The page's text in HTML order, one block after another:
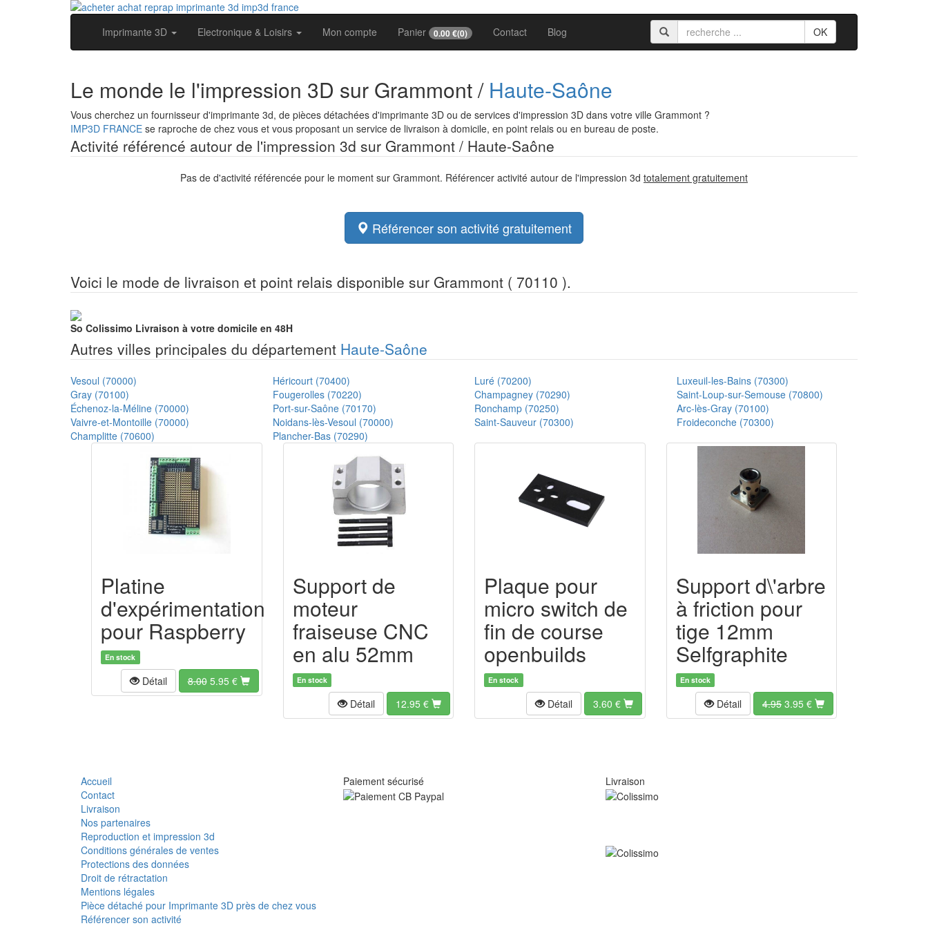
Imprimante 3D Electronique & Loisirs Mon compte Panier 0.00 €(0) Contact Blog OK
Le monde le l'impression 3D sur Grammont / Haute-Saône
Vous cherchez un fournisseur d'imprimante 3d, de pièces détachées d'imprimante 3D ou de services d'impression 3D dans votre ville Grammont ?
IMP3D FRANCE se raproche de chez vous et vous proposant un service de livraison à domicile, en point relais ou en bureau de poste.
Activité référencé autour de l'impression 3d sur Grammont / Haute-Saône
Pas de d'activité référencée pour le moment sur Grammont. Référencer activité autour de l'impression 3d totalement gratuitement
Référencer son activité gratuitement
Voici le mode de livraison et point relais disponible sur Grammont ( 70110 ).
So Colissimo Livraison à votre domicile en 48H
Autres villes principales du département Haute-Saône
Vesoul (70000) Héricourt (70400) Luré (70200)
Luxeuil-les-Bains (70300)
Gray (70100)
Fougerolles (70220) Champagney (70290)
Saint-Loup-sur-Semouse (70800)
Échenoz-la-Méline (70000)
Port-sur-Saône (70170) Ronchamp (70250)
Arc-lès-Gray (70100)
Vaivre-et-Montoille (70000)
Noidans-lès-Vesoul (70000) Saint-Sauveur (70300)
Froideconche (70300)
Champlitte (70600)
Plancher-Bas (70290)
Platine
d'expérimentation
pour Raspberry
En stock
Détail 8.00 5.95 €
Support de
moteur
fraiseuse CNC
en alu 52mm
En stock
Détail 12.95 €
Plaque pour
micro switch de
fin de course
openbuilds
En stock
Détail 3.60 €
Support d\'arbre
à friction pour
tige 12mm
Selfgraphite
En stock
Détail 4.95 3.95 €
Accueil
Contact
Livraison
Nos partenaires
Reproduction et impression 3d
Conditions générales de ventes
Protections des données
Droit de rétractation
Mentions légales
Pièce détaché pour Imprimante 3D près de chez vous
Référencer son activité
Paiement sécurisé Livraison